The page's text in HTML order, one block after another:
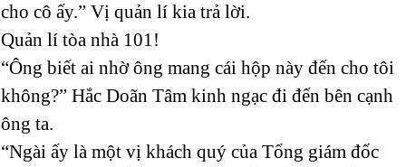
cho cô ấy.” Vị quản lí kia trả lời.
Quản lí tòa nhà 101!
“Ông biết ai nhờ ông mang cái hộp này đến cho tôi
không?” Hắc Doãn Tâm kinh ngạc đi đến bên cạnh
ông ta.
“Ngài ấy là một vị khách quý của Tổng giám đốc